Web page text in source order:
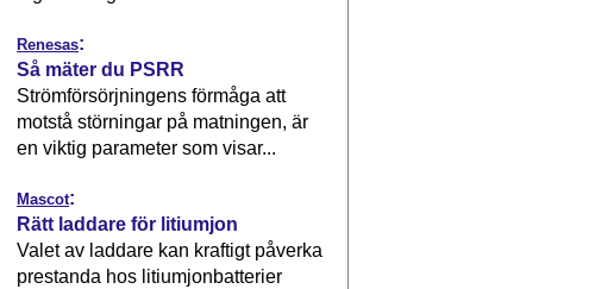
Renesas:
Så mäter du PSRR
Strömförsörjningens förmåga att
motstå störningar på matningen, är
en viktig parameter som visar...
Mascot:
Rätt laddare för litiumjon
Valet av laddare kan kraftigt påverka
prestanda hos litiumjonbatterier